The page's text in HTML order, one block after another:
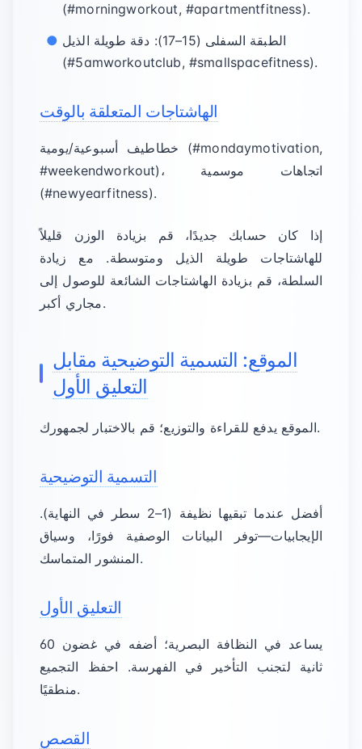
(#morningworkout, #apartmentfitness).
الطبقة السفلى (15–17): دقة طويلة الذيل
(#5amworkoutclub, #smallspacefitness).
الهاشتاجات المتعلقة بالوقت
خطاطيف أسبوعية/يومية (#mondaymotivation,
#weekendworkout)، اتجاهات موسمية
(#newyearfitness).
إذا كان حسابك جديدًا، قم بزيادة الوزن قليلاً
للهاشتاجات طويلة الذيل ومتوسطة. مع زيادة
السلطة، قم بزيادة الهاشتاجات الشائعة للوصول إلى
مجاري أكبر.
الموقع: التسمية التوضيحية مقابل
التعليق الأول
الموقع يدفع للقراءة والتوزيع؛ قم بالاختبار لجمهورك.
التسمية التوضيحية
أفضل عندما تبقيها نظيفة (1–2 سطر في النهاية).
الإيجابيات—توفر البيانات الوصفية فورًا، وسياق
المنشور المتماسك.
التعليق الأول
يساعد في النظافة البصرية؛ أضفه في غضون 60
ثانية لتجنب التأخير في الفهرسة. احفظ التجميع
منطقيًا.
القصص